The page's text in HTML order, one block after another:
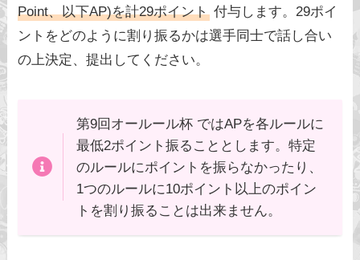
Point、以下AP)を計29ポイント 付与します。29ポイ
ントをどのように割り振るかは選手同士で話し合い
の上決定、提出してください。
第9回オールール杯 ではAPを各ルールに
最低2ポイント振ることとします。特定
のルールにポイントを振らなかったり、
1つのルールに10ポイント以上のポイン
トを割り振ることは出来ません。